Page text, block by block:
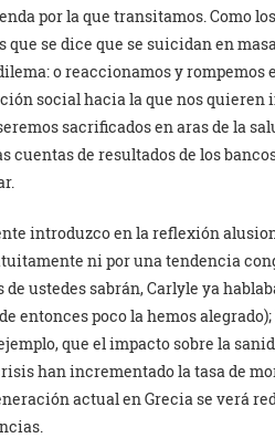
por la que transitamos. Como
que se dice que se suicidan en
o reaccionamos y
social hacia la que nos quieren
sacrificados en aras de la
cuentas de resultados de los
introduzco en la reflexión
ni por una tendencia
ustedes sabrán, Carlyle ya
entonces poco la hemos
que el impacto sobre la
han incrementado la tasa de
actual en Grecia se verá